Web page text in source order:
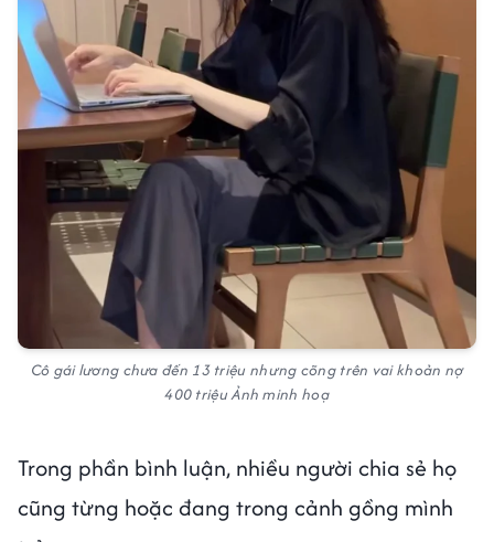
Cô gái lương chưa đến 13 triệu nhưng cõng trên vai khoản nợ
400 triệu Ảnh minh hoạ
Trong phần bình luận, nhiều người chia sẻ họ
cũng từng hoặc đang trong cảnh gồng mình